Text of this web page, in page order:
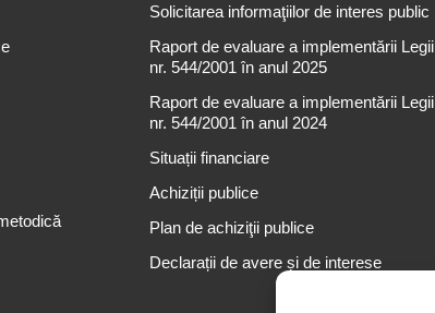
Solicitarea informaţiilor de interes public
Raport de evaluare a implementării Legii
nr. 544/2001 în anul 2025
Raport de evaluare a implementării Legii
nr. 544/2001 în anul 2024
Situații financiare
Achiziții publice
Plan de achiziţii publice
Declarații de avere și de interese